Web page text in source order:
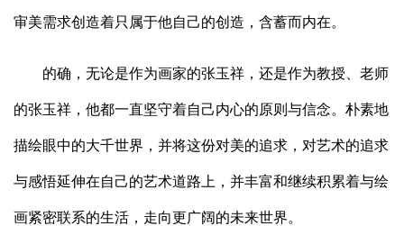
审美需求创造着只属于他自己的创造，含蓄而内在。
的确，无论是作为画家的张玉祥，还是作为教授、老师
的张玉祥，他都一直坚守着自己内心的原则与信念。朴素地
描绘眼中的大千世界，并将这份对美的追求，对艺术的追求
与感悟延伸在自己的艺术道路上，并丰富和继续积累着与绘
画紧密联系的生活，走向更广阔的未来世界。